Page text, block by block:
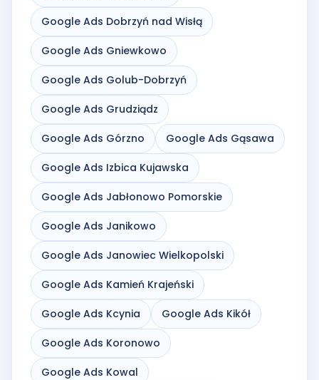
Google Ads Dobrzyń nad Wisłą
Google Ads Gniewkowo
Google Ads Golub-Dobrzyń
Google Ads Grudziądz
Google Ads Górzno Google Ads Gąsawa
Google Ads Izbica Kujawska
Google Ads Jabłonowo Pomorskie
Google Ads Janikowo
Google Ads Janowiec Wielkopolski
Google Ads Kamień Krajeński
Google Ads Kcynia Google Ads Kikół
Google Ads Koronowo
Google Ads Kowal